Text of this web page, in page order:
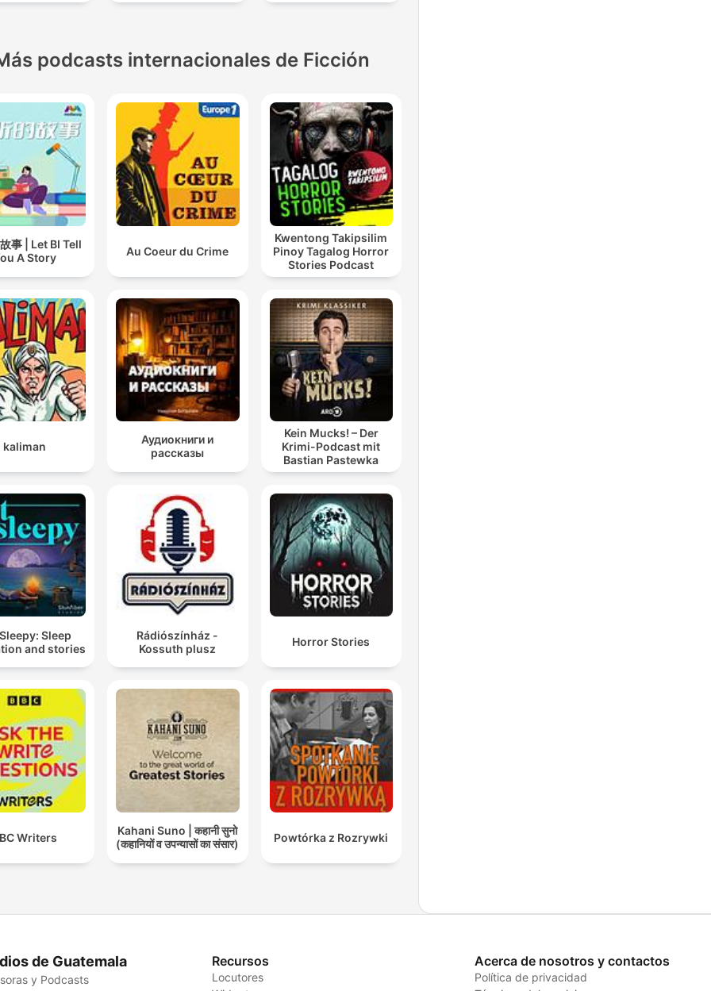
podcasts internacionales de Ficción
事 | Let BI Tell
A Story
Au Coeur du Crime
Kwentong Takipsilim
Pinoy Tagalog Horror
Stories Podcast
kaliman
Аудиокниги и
рассказы
Kein Mucks! – Der
Krimi-Podcast mit
Bastian Pastewka
Sleep
and stories
Rádiószínház -
Kossuth plusz
Horror Stories
Writers
Kahani Suno | कहानी सुनो
(कहानियों व उपन्यासों का संसार)
Powtórka z Rozrywki
de Guatemala
y Podcasts
Recursos
Locutores
Acerca de nosotros y contactos
Política de privacidad